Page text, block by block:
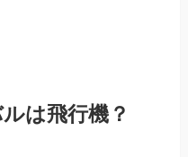
は飛行機？